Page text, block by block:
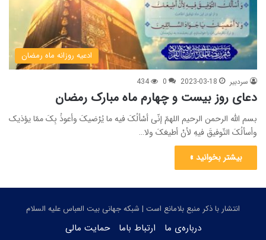
ادعیه روزانه ماه رمضان
سردبیر 2023-03-18
0
434
دعای روز بیست و چهارم ماه مبارک رمضان
بسم الله الرحمن الرحیم اللهمّ إنّی أسْألُکَ فیه ما یُرْضیکَ وأعوذُ بِکَ ممّا یؤذیک
وأسألُکَ التّوفیقَ فیهِ لأنْ أطیعَکَ ولا…
بیشتر بخوانید »
انتشار با ذکر منبع بلامانع است | شبکه جهانی بیت العباس علیه السلام
درباره‌ی ما ارتباط باما حمایت مالی